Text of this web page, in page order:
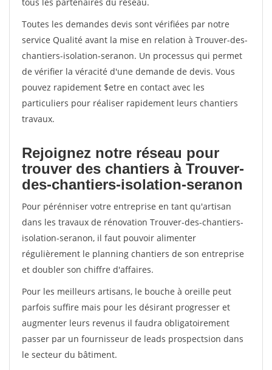
Toutes les demandes devis sont vérifiées par notre
service Qualité avant la mise en relation à Trouver-des-
chantiers-isolation-seranon. Un processus qui permet
de vérifier la véracité d'une demande de devis. Vous
pouvez rapidement $etre en contact avec les
particuliers pour réaliser rapidement leurs chantiers
travaux.
Rejoignez notre réseau pour
trouver des chantiers à Trouver-
des-chantiers-isolation-seranon
Pour pérénniser votre entreprise en tant qu'artisan
dans les travaux de rénovation Trouver-des-chantiers-
isolation-seranon, il faut pouvoir alimenter
régulièrement le planning chantiers de son entreprise
et doubler son chiffre d'affaires.
Pour les meilleurs artisans, le bouche à oreille peut
parfois suffire mais pour les désirant progresser et
augmenter leurs revenus il faudra obligatoirement
passer par un fournisseur de leads prospectsion dans
le secteur du bâtiment.